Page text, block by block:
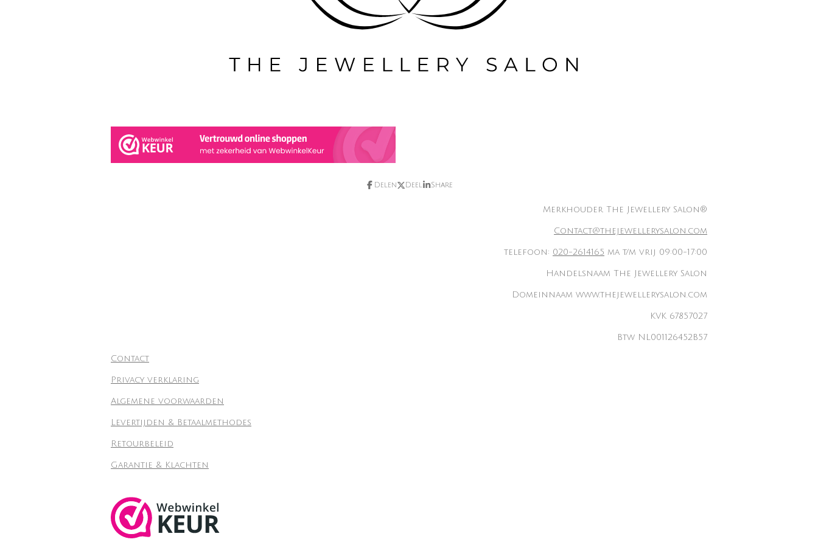
Delen Deel Share
Merkhouder The Jewellery Salon®
Contact@thejewellerysalon.com
telefoon: 020-2614165 ma t/m vrij 09:00-17:00
Handelsnaam The Jewellery Salon
Domeinnaam www.thejewellerysalon.com
KVK 67857027
Btw NL001126452B57
Contact
Privacy verklaring
Algemene voorwaarden
Levertijden & Betaalmethodes
Retourbeleid
Garantie & Klachten